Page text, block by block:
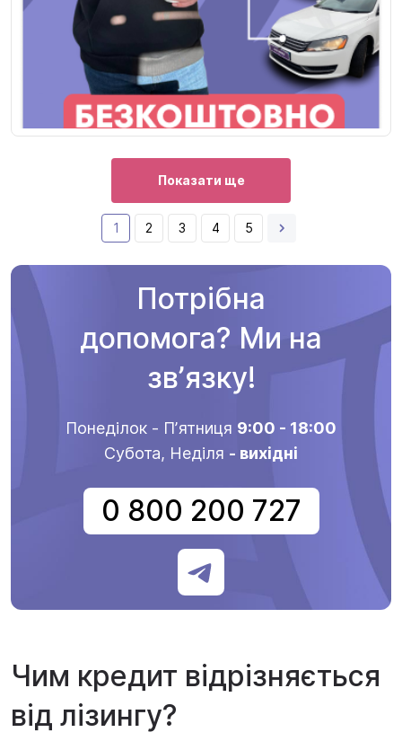
Показати ще
1 2 3 4 5
Потрібна
допомога? Ми на
звʼязку!
Понеділок - Пʼятниця 9:00 - 18:00
Субота, Неділя - вихідні
0 800 200 727
Чим кредит відрізняється
від лізингу?